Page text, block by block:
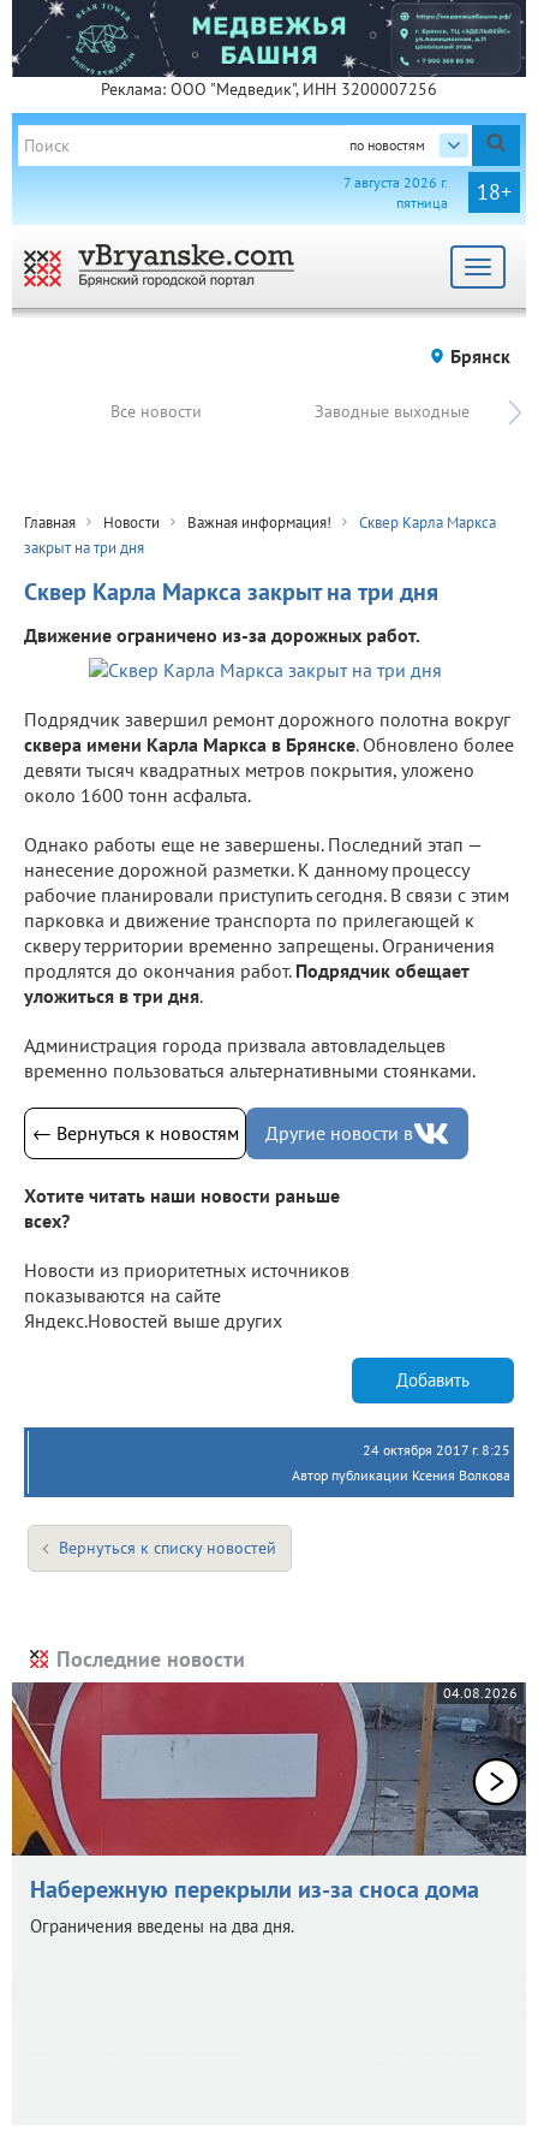
Реклама: ООО "Медведик", ИНН 3200007256
по новостям
18+
7 августа 2026 г.
пятница
Toggle
Брянск
Все новости Заводные выходные
Главная Новости Важная информация!
Сквер Карла Маркса
закрыт на три дня
Сквер Карла Маркса закрыт на три дня
Движение ограничено из-за дорожных работ.
Подрядчик завершил ремонт дорожного полотна вокруг
сквера имени Карла Маркса в Брянске. Обновлено более
девяти тысяч квадратных метров покрытия, уложено
около 1600 тонн асфальта.
Однако работы еще не завершены. Последний этап —
нанесение дорожной разметки. К данному процессу
рабочие планировали приступить сегодня. В связи с этим
парковка и движение транспорта по прилегающей к
скверу территории временно запрещены. Ограничения
продлятся до окончания работ. Подрядчик обещает
уложиться в три дня.
Администрация города призвала автовладельцев
временно пользоваться альтернативными стоянками.
← Вернуться к новостям Другие новости в
Хотите читать наши новости раньше
всех?
Новости из приоритетных источников
показываются на сайте
Яндекс.Новостей выше других
Добавить
24 октября 2017 г. 8:25
Автор публикации Ксения Волкова
Вернуться к списку новостей
Последние новости
04.08.2026
Набережную перекрыли из-за сноса дома
Ограничения введены на два дня.